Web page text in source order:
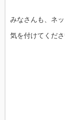
みなさんも、ネ
気を付けてくださ